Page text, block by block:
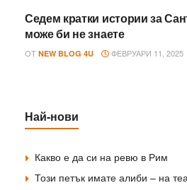
Седем кратки истории за
може би не знаете
ОТ NEW BLOG 4U ФЕВРУАРИ 11, 2025
Най-нови
Какво е да си на ревю в Рим
Този петък имате алиби – на